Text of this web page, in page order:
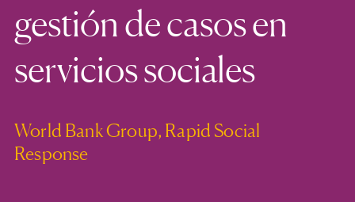
gestión de casos en
servicios sociales
World Bank Group, Rapid Social
Response